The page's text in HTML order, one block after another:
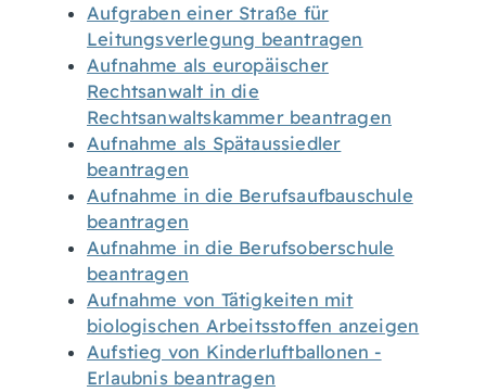
Aufgraben einer Straße für
Leitungsverlegung beantragen
Aufnahme als europäischer
Rechtsanwalt in die
Rechtsanwaltskammer beantragen
Aufnahme als Spätaussiedler
beantragen
Aufnahme in die Berufsaufbauschule
beantragen
Aufnahme in die Berufsoberschule
beantragen
Aufnahme von Tätigkeiten mit
biologischen Arbeitsstoffen anzeigen
Aufstieg von Kinderluftballonen -
Erlaubnis beantragen